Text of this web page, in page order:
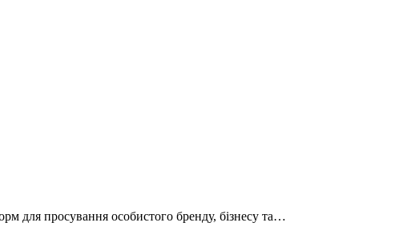
для просування особистого бренду, бізнесу та…